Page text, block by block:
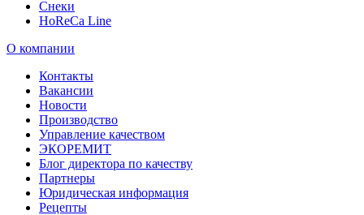
Снеки
HoReCa Line
О компании
Контакты
Вакансии
Новости
Производство
Управление качеством
ЭКОРЕМИТ
Блог директора по качеству
Партнеры
Юридическая информация
Рецепты